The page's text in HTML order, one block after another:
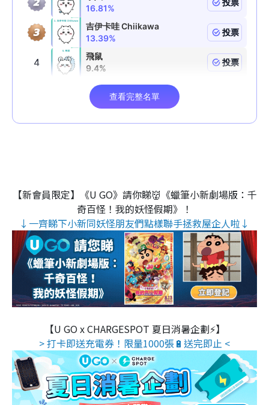
【新會員限定】《U GO》請你睇👹《蠟筆小新劇場版：千
奇百怪！我的妖怪假期》！
↓一齊睇下小新同妖怪朋友們點樣聯手拯救屋企人啦↓
【U GO x CHARGESPOT 夏日消暑企劃⚡】
> 打卡即送充電券！限量1000張🔋送完即止 <